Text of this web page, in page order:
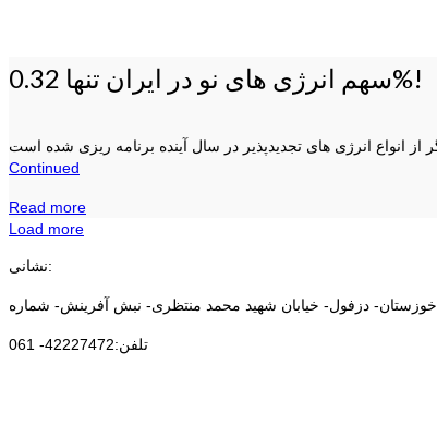
سهم انرژی های نو در ایران تنها 0.32%!
Continued
Read more
Load more
نشانی:
خوزستان- دزفول- خیابان شهید محمد منتظری- نبش آفرینش- شماره
تلفن:42227472- 061